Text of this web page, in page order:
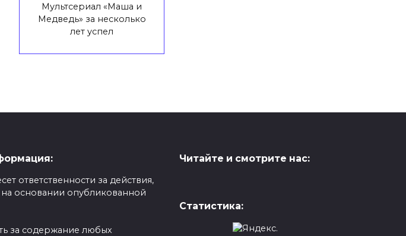
Мультсериал «Маша и
Медведь» за несколько
лет успел
ответственности за действия,
основании опубликованной
за содержание любых
Читайте и смотрите нас:
Статистика: